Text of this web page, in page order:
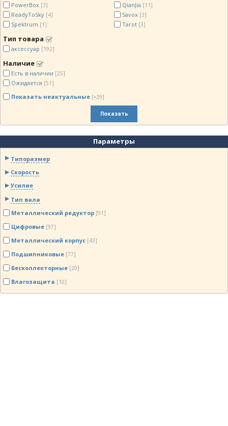
PowerBox [3] QianJia [11]
ReadyToSky [4] Savox [3]
Spektrum [1] Tarot [3]
Тип товара
аксессуар [192]
Наличие
Есть в наличии [25]
Ожидается [51]
Показать неактуальные [+29]
Показать
Параметры
Типоразмер
Скорость
Усилие
Тип вала
Металлический редуктор [91]
Цифровые [97]
Металлический корпус [43]
Подшипниковые [77]
Бесколлекторные [20]
Влагозащита [10]